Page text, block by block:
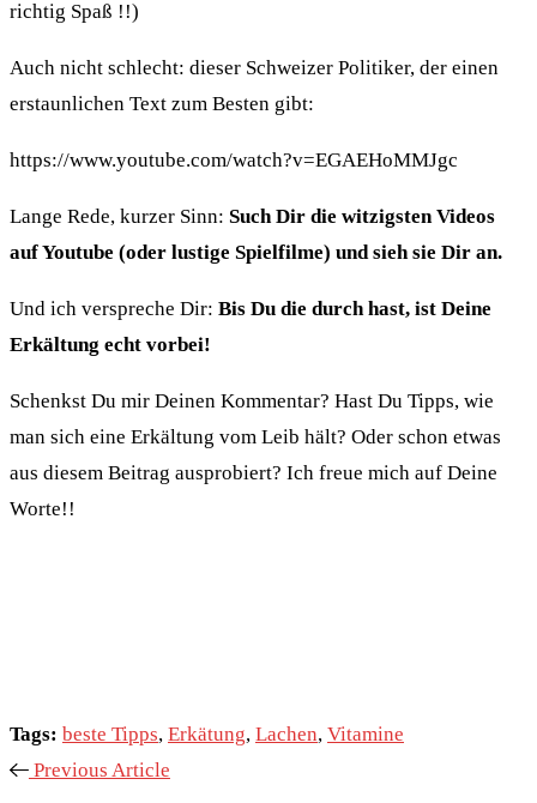
richtig Spaß !!)
Auch nicht schlecht: dieser Schweizer Politiker, der einen
erstaunlichen Text zum Besten gibt:
https://www.youtube.com/watch?v=EGAEHoMMJgc
Lange Rede, kurzer Sinn: Such Dir die witzigsten Videos
auf Youtube (oder lustige Spielfilme) und sieh sie Dir an.
Und ich verspreche Dir: Bis Du die durch hast, ist Deine
Erkältung echt vorbei!
Schenkst Du mir Deinen Kommentar? Hast Du Tipps, wie
man sich eine Erkältung vom Leib hält? Oder schon etwas
aus diesem Beitrag ausprobiert? Ich freue mich auf Deine
Worte!!
Tags: beste Tipps, Erkätung, Lachen, Vitamine
Previous Article